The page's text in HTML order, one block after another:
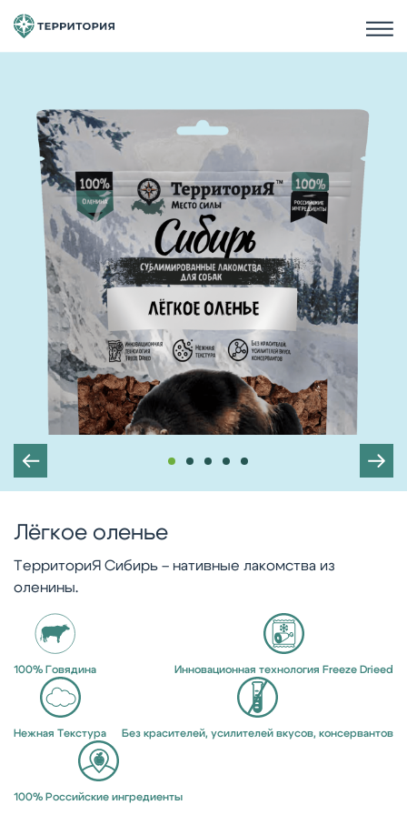
Лёгкое оленье
ТерриториЯ Сибирь – нативные лакомства из
оленины.
100% Говядина Инновационная технология Freeze Drieed
Нежная Текстура Без красителей, усилителей вкусов, консервантов
100% Российские ингредиенты